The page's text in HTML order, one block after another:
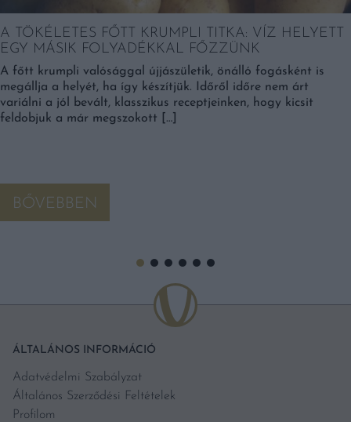
A TÖKÉLETES FŐTT KRUMPLI TITKA: VÍZ HELYETT
EGY MÁSIK FOLYADÉKKAL FŐZZÜNK
A főtt krumpli valósággal újjászületik, önálló fogásként is
megállja a helyét, ha így készítjük. Időről időre nem árt
variálni a jól bevált, klasszikus receptjeinken, hogy kicsit
feldobjuk a már megszokott […]
BŐVEBBEN
ÁLTALÁNOS INFORMÁCIÓ
Adatvédelmi Szabályzat
Általános Szerződési Feltételek
Profilom